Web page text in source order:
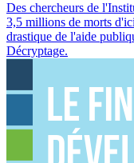
Des chercheurs de
3,5 millions de morts
drastique de l'aide
Décryptage.